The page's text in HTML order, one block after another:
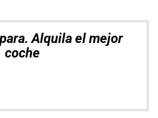
Alquila el mejor
coche